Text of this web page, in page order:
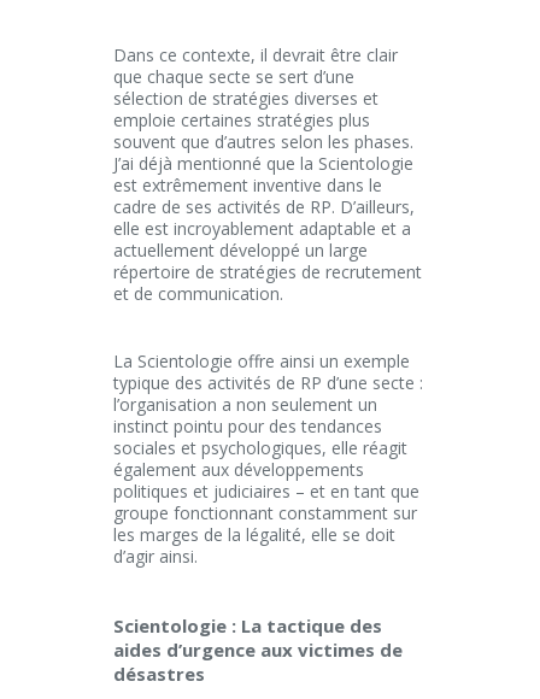
Dans ce contexte, il devrait être clair
que chaque secte se sert d’une
sélection de stratégies diverses et
emploie certaines stratégies plus
souvent que d’autres selon les phases.
J’ai déjà mentionné que la Scientologie
est extrêmement inventive dans le
cadre de ses activités de RP. D’ailleurs,
elle est incroyablement adaptable et a
actuellement développé un large
répertoire de stratégies de recrutement
et de communication.
La Scientologie offre ainsi un exemple
typique des activités de RP d’une secte :
l’organisation a non seulement un
instinct pointu pour des tendances
sociales et psychologiques, elle réagit
également aux développements
politiques et judiciaires – et en tant que
groupe fonctionnant constamment sur
les marges de la légalité, elle se doit
d’agir ainsi.
Scientologie : La tactique des
aides d’urgence aux victimes de
désastres